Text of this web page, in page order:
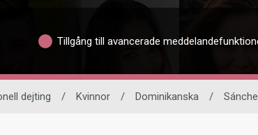
Tillgång till avancerade
dejting / Kvinnor / Dominikanska /